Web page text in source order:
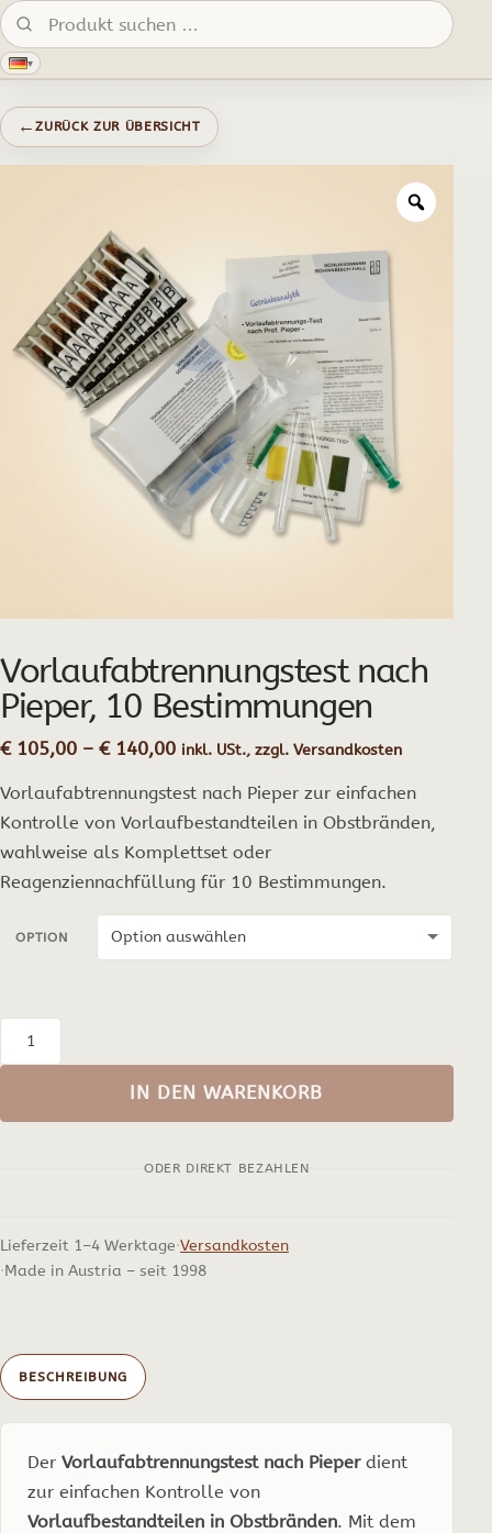
Produkte suchen:
▾
←ZURÜCK ZUR ÜBERSICHT
Vorlaufabtrennungstest nach
Pieper, 10 Bestimmungen
€105,00 – €140,00Preisspanne:
bis
€ 140,00
inkl. USt., zzgl. Versandkosten
Vorlaufabtrennungstest nach Pieper zur einfachen
Kontrolle von Vorlaufbestandteilen in Obstbränden,
wahlweise als Komplettset oder
Reagenziennachfüllung für 10 Bestimmungen.
OPTION
Pieper,
IN DEN WARENKORB
ODER DIREKT BEZAHLEN
Lieferzeit 1–4 Werktage Versandkosten
Made in Austria – seit 1998
BESCHREIBUNG
Der Vorlaufabtrennungstest nach Pieperdient
zur einfachen Kontrolle von
Vorlaufbestandteilen in Obstbränden. Mit dem